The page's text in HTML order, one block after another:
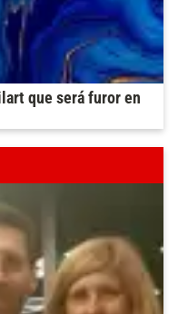
que será furor en